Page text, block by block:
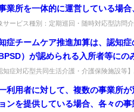
業所を一体的に運営している場
の割合は一体的に算出すべきか、
を兼務している職員をどちらか一
サービス種別：定期巡回・随時対応型訪問
症チームケア推進加算は、認知
BPSD）が認められる入所者等にの
知症対応型共同生活介護・介護保険施設等
利用者に対して、複数の事業所
ンを提供している場合、各々の